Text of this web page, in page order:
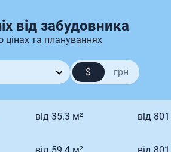
від забудовника
та плануваннях
$ грн
від 35.3 м² від